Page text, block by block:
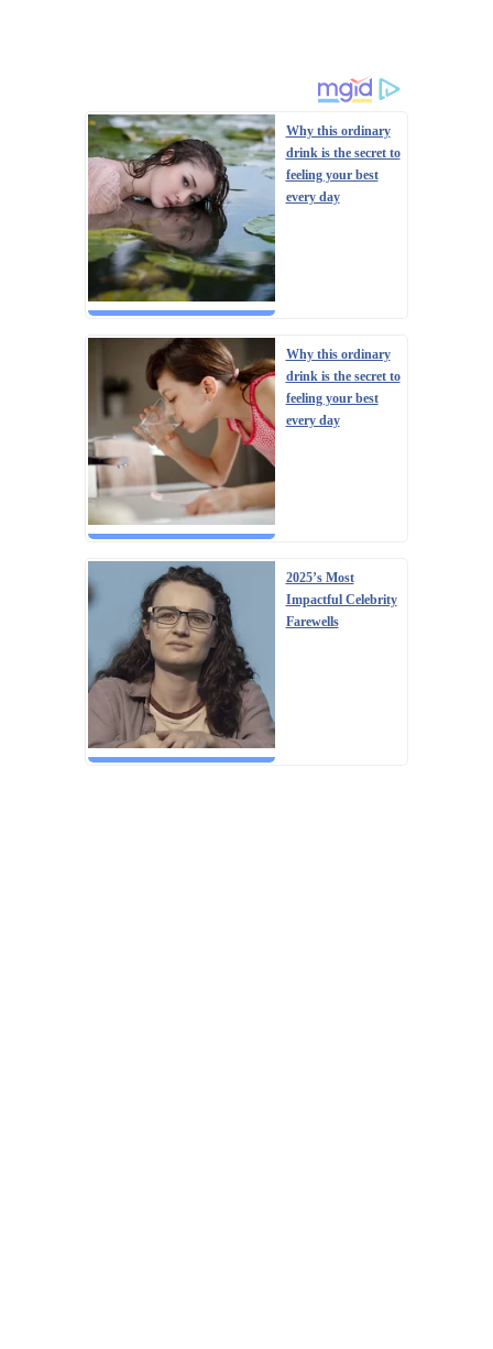
Why this ordinary
drink is the secret to
feeling your best
every day
Why this ordinary
drink is the secret to
feeling your best
every day
2025’s Most
Impactful Celebrity
Farewells